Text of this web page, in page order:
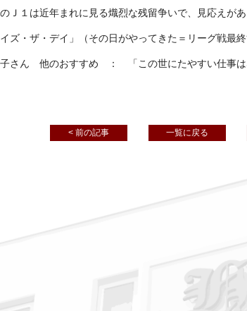
Ｊ１は近年まれに見る熾烈な残留争いで、見応えがあ
イズ・ザ・デイ」（その日がやってきた＝リーグ戦最
さん 他のおすすめ ： 「この世にたやすい仕事は
科・司書教
< 前の記事 一覧に戻る